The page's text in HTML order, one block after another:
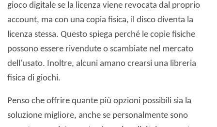
gioco digitale se la licenza viene revocata dal proprio
account, ma con una copia fisica, il disco diventa la
licenza stessa. Questo spiega perché le copie fisiche
possono essere rivendute o scambiate nel mercato
dell'usato. Inoltre, alcuni amano crearsi una libreria
fisica di giochi.
Penso che offrire quante più opzioni possibili sia la
soluzione migliore, anche se personalmente sono